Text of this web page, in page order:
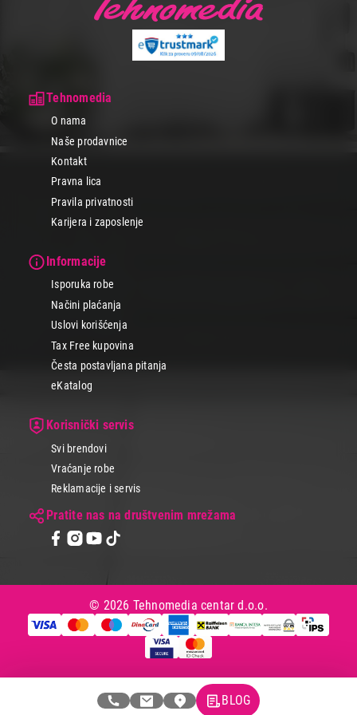
Tehnomedia
O nama
Naše prodavnice
Kontakt
Pravna lica
Pravila privatnosti
Karijera i zaposlenje
Informacije
Isporuka robe
Načini plaćanja
Uslovi korišćenja
Tax Free kupovina
Česta postavljana pitanja
eKatalog
Korisnički servis
Svi brendovi
Vraćanje robe
Reklamacije i servis
Pratite nas na društvenim mrežama
© 2026 Tehnomedia centar d.o.o.
BLOG